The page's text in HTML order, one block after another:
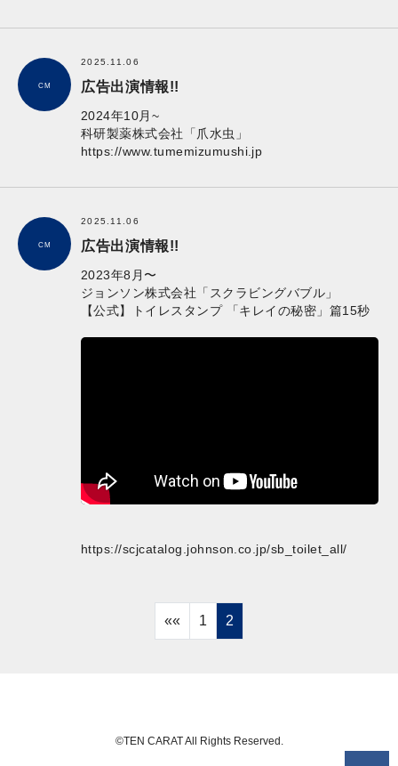
CM
2025.11.06
広告出演情報!!
2024年10月~
科研製薬株式会社「爪水虫」
https://www.tumemizumushi.jp
CM
2025.11.06
広告出演情報!!
2023年8月〜
ジョンソン株式会社「スクラビングバブル」
【公式】トイレスタンプ 「キレイの秘密」篇15秒
https://scjcatalog.johnson.co.jp/sb_toilet_all/
«« 1 2
©TEN CARAT All Rights Reserved.